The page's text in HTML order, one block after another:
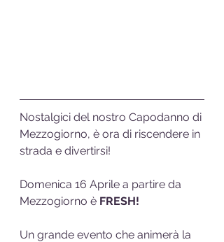
Nostalgici del nostro Capodanno di
Mezzogiorno, è ora di riscendere in
strada e divertirsi!
Domenica 16 Aprile a partire da
Mezzogiorno è FRESH!
Un grande evento che animerà la